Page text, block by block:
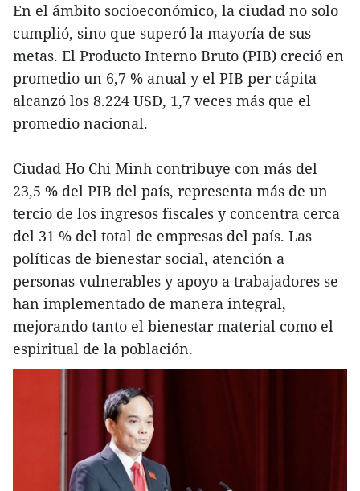
En el ámbito socioeconómico, la ciudad no solo
cumplió, sino que superó la mayoría de sus
metas. El Producto Interno Bruto (PIB) creció en
promedio un 6,7 % anual y el PIB per cápita
alcanzó los 8.224 USD, 1,7 veces más que el
promedio nacional.
Ciudad Ho Chi Minh contribuye con más del
23,5 % del PIB del país, representa más de un
tercio de los ingresos fiscales y concentra cerca
del 31 % del total de empresas del país. Las
políticas de bienestar social, atención a
personas vulnerables y apoyo a trabajadores se
han implementado de manera integral,
mejorando tanto el bienestar material como el
espiritual de la población.